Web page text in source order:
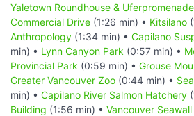
Yaletown Roundhouse & Uferpromenade
Commercial Drive (1:26 min) • Kitsilano
Anthropology (1:34 min) • Capilano
min) • Lynn Canyon Park (0:57 min) •
Provincial Park (0:59 min) • Grouse
Greater Vancouver Zoo (0:44 min) •
min) • Capilano River Salmon Hatchery
Building (1:56 min) • Vancouver Seawall